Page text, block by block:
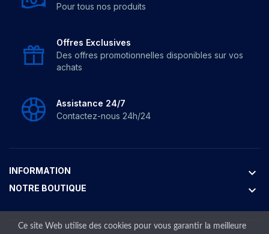
Pour tous nos produits
Offres Exclusives
Des offres promotionnelles disponibles sur vos
achats
Assistance 24/7
Contactez-nous 24h/24
INFORMATION keyboard_arrow_down
NOTRE BOUTIQUE keyboard_arrow_down
Ce site Web utilise des cookies pour vous garantir la meilleure